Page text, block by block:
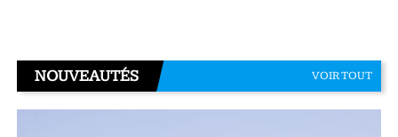
NOUVEAUTÉS VOIR TOUT